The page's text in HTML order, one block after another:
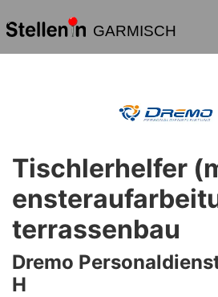
GARMISCH
Tischlerhelfer
terrassenbau
Dremo
H